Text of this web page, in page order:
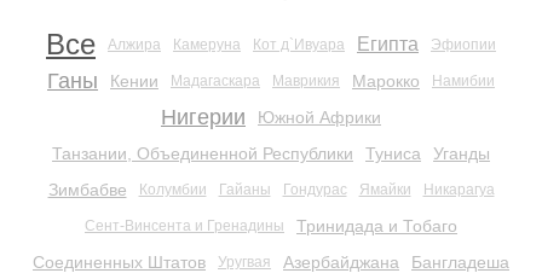
Все Алжира Камеруна Кот д`Ивуара Египта Эфиопии
Ганы Кении Мадагаскара Маврикия Марокко Намибии
Нигерии
Южной Африки
Танзании, Объединенной Республики
Туниса
Уганды
Зимбабве
Колумбии Гайаны Гондурас Ямайки Никарагуа
Сент-Винсента и Гренадины
Тринидада и Тобаго
Соединенных Штатов
Уругвая Азербайджана
Бангладеша